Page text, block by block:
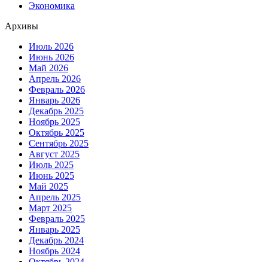
Экономика
Архивы
Июль 2026
Июнь 2026
Май 2026
Апрель 2026
Февраль 2026
Январь 2026
Декабрь 2025
Ноябрь 2025
Октябрь 2025
Сентябрь 2025
Август 2025
Июль 2025
Июнь 2025
Май 2025
Апрель 2025
Март 2025
Февраль 2025
Январь 2025
Декабрь 2024
Ноябрь 2024